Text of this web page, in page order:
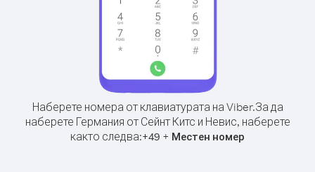
Наберете номера от клавиатурата на Viber.За да
наберете Германия от Сейнт Китс и Невис, наберете
както следва:+49 + Местен номер